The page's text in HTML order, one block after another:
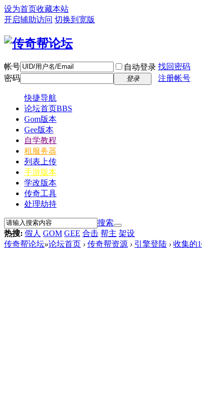
设为首页收藏本站
开启辅助访问 切换到宽版
帐号 自动登录 找回密码
密码
登录 注册帐号
快捷导航
论坛首页BBS
Gom版本
Gee版本
自学教程
租服务器
列表上传
手游版本
学改版本
传奇工具
处理劫持
搜索
热搜: 假人 GOM GEE 合击 帮主 架设
传奇帮论坛»论坛首页 › 传奇帮资源 › 引擎登陆 › 收集的